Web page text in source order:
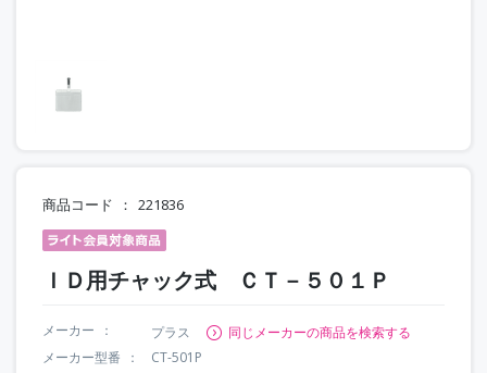
商品コード 221836
ＩＤ用チャック式 ＣＴ－５０１Ｐ
メーカー プラス
同じメーカーの商品を検索する
メーカー型番
CT-501P